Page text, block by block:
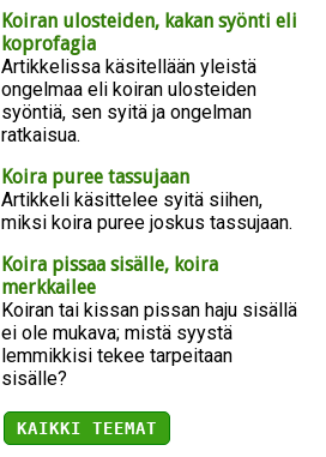
Koiran ulosteiden, kakan syönti eli
koprofagia
Artikkelissa käsitellään yleistä
ongelmaa eli koiran ulosteiden
syöntiä, sen syitä ja ongelman
ratkaisua.
Koira puree tassujaan
Artikkeli käsittelee syitä siihen,
miksi koira puree joskus tassujaan.
Koira pissaa sisälle, koira
merkkailee
Koiran tai kissan pissan haju sisällä
ei ole mukava; mistä syystä
lemmikkisi tekee tarpeitaan
sisälle?
KAIKKI TEEMAT